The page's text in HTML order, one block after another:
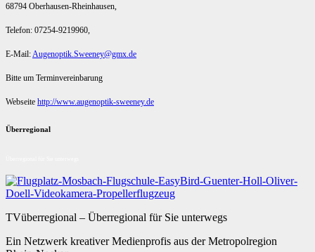
68794 Oberhausen-Rheinhausen,
Telefon: 07254-9219960,
E-Mail:Augenoptik.Sweeney@gmx.de
Bitte um Terminvereinbarung
Webseite http://www.augenoptik-sweeney.de
Überregional
TVüberregional – Überregional für Sie unterwegs
Ein Netzwerk kreativer Medienprofis aus der Metropolregion